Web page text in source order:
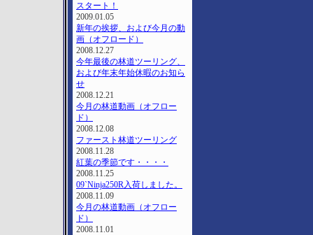
スタート！
2009.01.05
新年の挨拶、および今月の動
画（オフロード）
2008.12.27
今年最後の林道ツーリング、
および年末年始休暇のお知ら
せ
2008.12.21
今月の林道動画（オフロー
ド）
2008.12.08
ファースト林道ツーリング
2008.11.28
紅葉の季節です・・・・
2008.11.25
09`Ninja250R入荷しました。
2008.11.09
今月の林道動画（オフロー
ド）
2008.11.01